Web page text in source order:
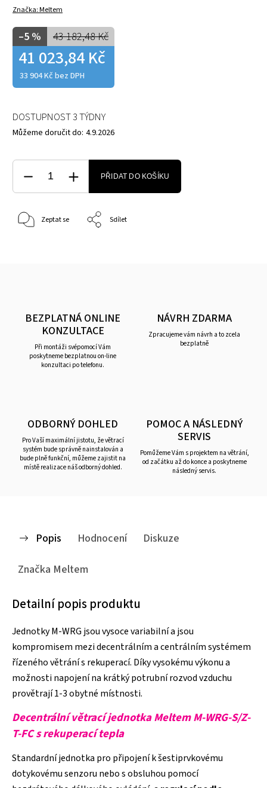
Značka:Meltem
43 182,48 Kč
–5 %
41 023,84 Kč
33 904 Kč bez DPH
DOSTUPNOST 3 TÝDNY
Můžeme doručit do: 4.9.2026
PŘIDAT DO KOŠÍKU
Zeptat se Sdílet
BEZPLATNÁ ONLINE
KONZULTACE
Při montáži svépomocí Vám
poskytneme bezplatnou on-line
konzultaci po telefonu.
NÁVRH ZDARMA
Zpracujeme vám návrh a to zcela
bezplatně
ODBORNÝ DOHLED
Pro Vaší maximální jistotu, že větrací
systém bude správně nainstalován a
bude plně funkční, můžeme zajistit na
místě realizace náš odborný dohled.
POMOC A NÁSLEDNÝ
SERVIS
Pomůžeme Vám s projektem na větrání,
od začátku až do konce a poskytneme
následný servis.
Popis Hodnocení
Diskuze
Značka Meltem
Detailní popis produktu
Jednotky M-WRG jsou vysoce variabilní a jsou
kompromisem mezi decentrálním a centrálním systémem
řízeného větrání s rekuperací. Díky vysokému výkonu a
možnosti napojení na krátký potrubní rozvod vzduchu
provětrají 1-3 obytné místnosti.
Decentrální větrací jednotka Meltem M-WRG-S/Z-
T-FC s rekuperací tepla
Standardní jednotka pro připojení k šestiprvkovému
dotykovému senzoru nebo s obsluhou pomocí